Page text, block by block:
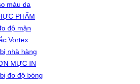
màu da
PHẨM
độ mặn
Vortex
nhà hàng
MỰC IN
đo độ bóng